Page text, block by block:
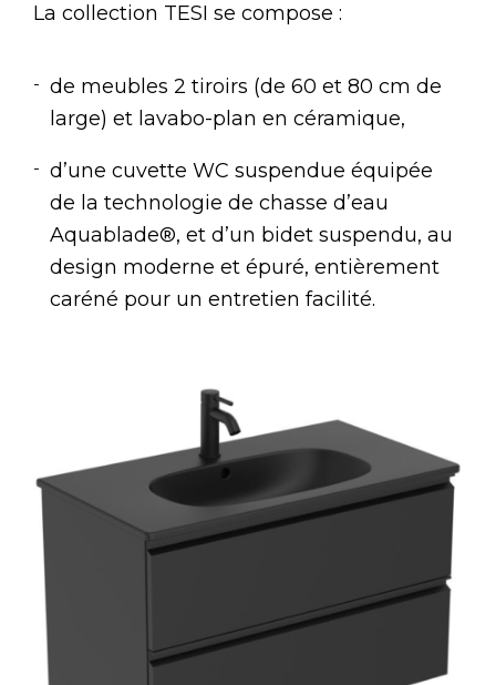
La collection TESI se compose :
de meubles 2 tiroirs (de 60 et 80 cm de
large) et lavabo-plan en céramique,
d’une cuvette WC suspendue équipée
de la technologie de chasse d’eau
Aquablade®, et d’un bidet suspendu, au
design moderne et épuré, entièrement
caréné pour un entretien facilité.